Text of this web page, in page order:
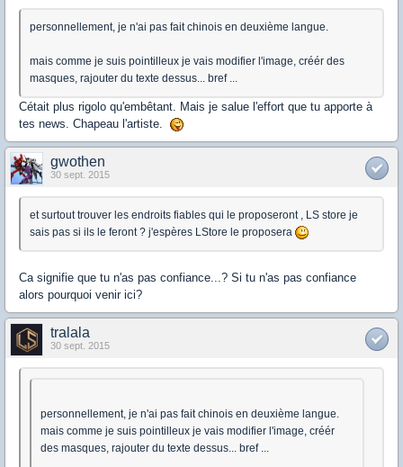
personnellement, je n'ai pas fait chinois en deuxième langue.
mais comme je suis pointilleux je vais modifier l'image, créér des
masques, rajouter du texte dessus... bref ...
Cétait plus rigolo qu'embêtant. Mais je salue l'effort que tu apporte à
tes news. Chapeau l'artiste.
gwothen
30 sept. 2015
et surtout trouver les endroits fiables qui le proposeront , LS store je
sais pas si ils le feront ? j'espères LStore le proposera
Ca signifie que tu n'as pas confiance...? Si tu n'as pas confiance
alors pourquoi venir ici?
tralala
30 sept. 2015
personnellement, je n'ai pas fait chinois en deuxième langue.
mais comme je suis pointilleux je vais modifier l'image, créér
des masques, rajouter du texte dessus... bref ...